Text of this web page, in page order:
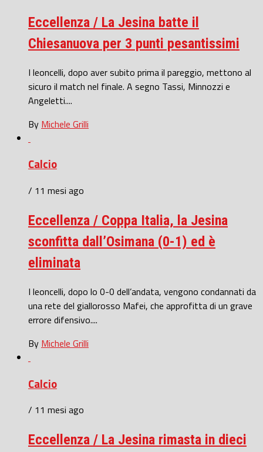
Eccellenza / La Jesina batte il
Chiesanuova per 3 punti pesantissimi
I leoncelli, dopo aver subito prima il pareggio, mettono al
sicuro il match nel finale. A segno Tassi, Minnozzi e
Angeletti....
By Michele Grilli
Calcio
/ 11 mesi ago
Eccellenza / Coppa Italia, la Jesina
sconfitta dall’Osimana (0-1) ed è
eliminata
I leoncelli, dopo lo 0-0 dell’andata, vengono condannati da
una rete del giallorosso Mafei, che approfitta di un grave
errore difensivo....
By Michele Grilli
Calcio
/ 11 mesi ago
Eccellenza / La Jesina rimasta in dieci